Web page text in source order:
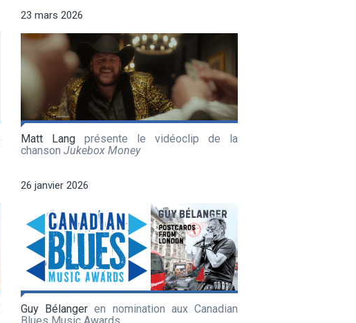
23 mars 2026
Matt Lang présente le vidéoclip de la
chanson Jukebox Money
26 janvier 2026
Guy Bélanger en nomination aux Canadian
Blues Music Awards